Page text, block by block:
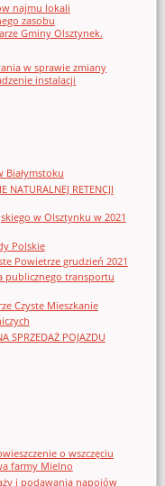
najmu lokali
zasobu
Gminy Olsztynek.
w sprawie zmiany
instalacji
Białymstoku
NATURALNEJ RETENCJI
w Olsztynku w 2021
Polskie
Powietrze grudzień 2021
publicznego transportu
Czyste Mieszkanie
SPRZEDAŻ POJAZDU
o wszczęciu
farmy Mielno
i podawania napojów